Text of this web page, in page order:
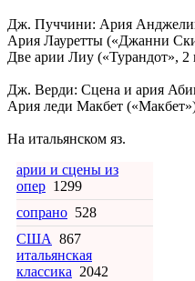
Дж. Пуччини: Ария
Ария Лауретты («Джанни
Две арии Лиу («Турандот», 2
Дж. Верди: Сцена и ария
Ария леди Макбет
На итальянском яз.
арии и сцены из
опер 1299
сопрано 528
США 867
итальянская
классика 2042